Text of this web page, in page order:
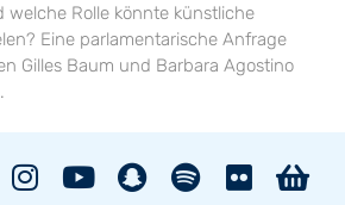
welche Rolle könnte künstliche
Eine parlamentarische Anfrage
Gilles Baum und Barbara Agostino